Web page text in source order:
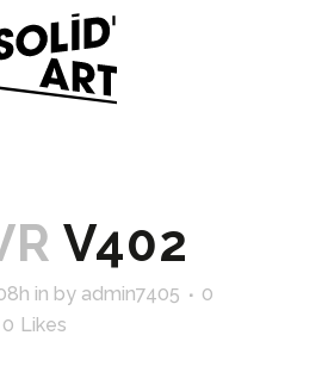
V402
in by admin7405
0
0 Likes